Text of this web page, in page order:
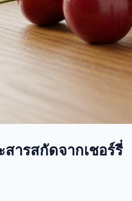
สารสกัดจากเชอร์รี่